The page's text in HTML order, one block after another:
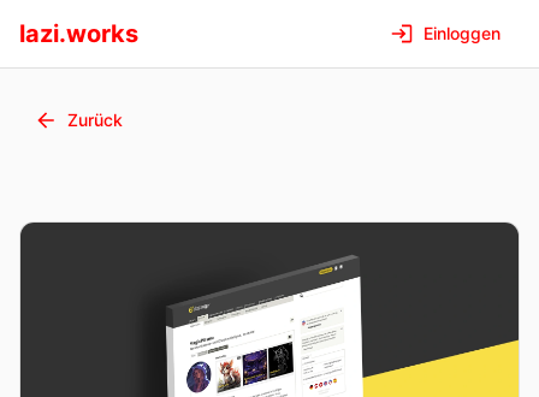
lazi.works Einloggen
Zurück